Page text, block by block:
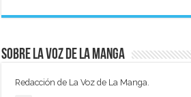
Sobre La Voz de La Manga
Redacción de La Voz de La Manga.